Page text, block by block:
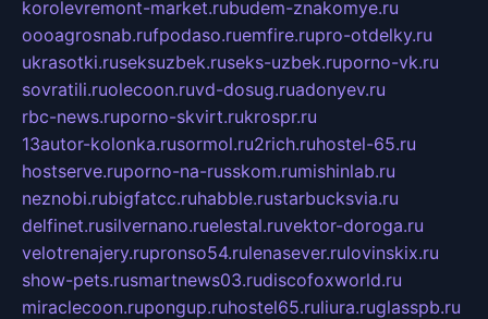
korolevremont-market.rubudem-znakomye.ru
oooagrosnab.rufpodaso.ruemfire.rupro-otdelky.ru
ukrasotki.ruseksuzbek.ruseks-uzbek.ruporno-vk.ru
sovratili.ruolecoon.ruvd-dosug.ruadonyev.ru
rbc-news.ruporno-skvirt.rukrospr.ru
13autor-kolonka.rusormol.ru2rich.ruhostel-65.ru
hostserve.ruporno-na-russkom.rumishinlab.ru
neznobi.rubigfatcc.ruhabble.rustarbucksvia.ru
delfinet.rusilvernano.ruelestal.ruvektor-doroga.ru
velotrenajery.rupronso54.rulenasever.rulovinskix.ru
show-pets.rusmartnews03.rudiscofoxworld.ru
miraclecoon.rupongup.ruhostel65.ruliura.ruglasspb.ru